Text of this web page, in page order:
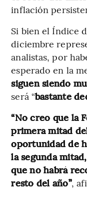
inflación
Si bien el Índice
diciembre
analistas, por
esperado en la
siguen siendo
será “bastante
“No creo que la
primera mitad
oportunidad de
la segunda
que no habrá
resto del año”,